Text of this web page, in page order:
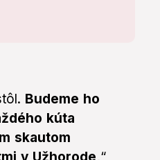
Budeme ho
kúta
skautom